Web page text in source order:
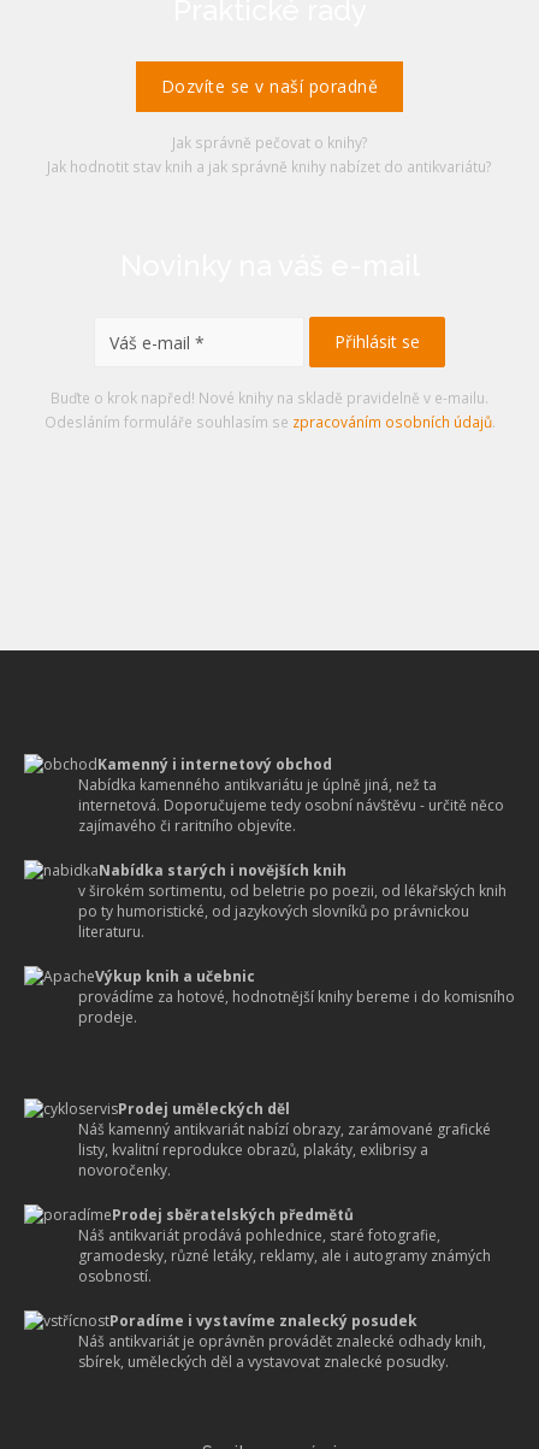
Dozvíte se v naší poradně
Jak správně pečovat o knihy?
Jak hodnotit stav knih a jak správně knihy nabízet do antikvariátu?
Buďte o krok napřed! Nové knihy na skladě pravidelně v e-mailu.
Odesláním formuláře souhlasím se zpracováním osobních údajů.
Kamenný i internetový obchod
Nabídka kamenného antikvariátu je úplně jiná, než ta
internetová. Doporučujeme tedy osobní návštěvu - určitě něco
zajímavého či raritního objevíte.
Nabídka starých i novějších knih
v širokém sortimentu, od beletrie po poezii, od lékařských knih
po ty humoristické, od jazykových slovníků po právnickou
literaturu.
Výkup knih a učebnic
provádíme za hotové, hodnotnější knihy bereme i do komisního
prodeje.
Prodej uměleckých děl
Náš kamenný antikvariát nabízí obrazy, zarámované grafické
listy, kvalitní reprodukce obrazů, plakáty, exlibrisy a
novoročenky.
Prodej sběratelských předmětů
Náš antikvariát prodává pohlednice, staré fotografie,
gramodesky, různé letáky, reklamy, ale i autogramy známých
osobností.
Poradíme i vystavíme znalecký posudek
Náš antikvariát je oprávněn provádět znalecké odhady knih,
sbírek, uměleckých děl a vystavovat znalecké posudky.